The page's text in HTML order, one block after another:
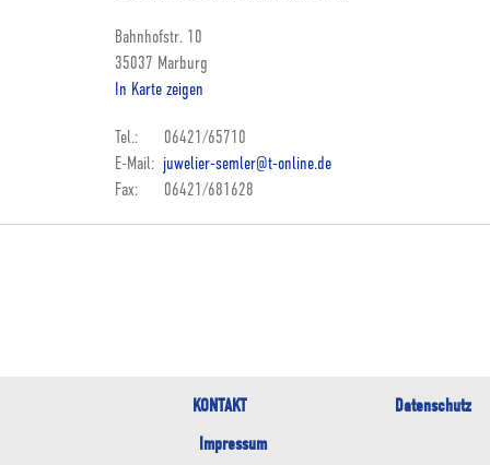
Bahnhofstr. 10
35037 Marburg
In Karte zeigen
Tel.: 06421/65710
E-Mail: juwelier-semler@t-online.de
Fax: 06421/681628
KONTAKT
Datenschutz
Impressum